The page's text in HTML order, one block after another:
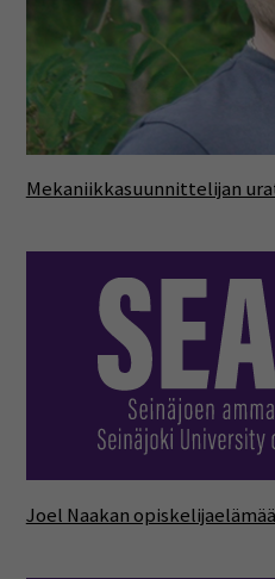
Mekaniikkasuunnittelijan
Joel Naakan